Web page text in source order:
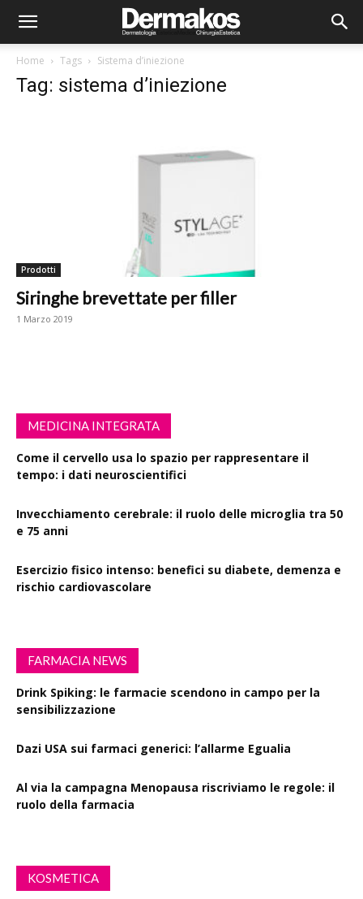
Home Tags Sistema d’iniezione
Tag: sistema d’iniezione
Prodotti
Siringhe brevettate per filler
1 Marzo 2019
MEDICINA INTEGRATA
Come il cervello usa lo spazio per rappresentare il
tempo: i dati neuroscientifici
Invecchiamento cerebrale: il ruolo delle microglia tra 50
e 75 anni
Esercizio fisico intenso: benefici su diabete, demenza e
rischio cardiovascolare
FARMACIA NEWS
Drink Spiking: le farmacie scendono in campo per la
sensibilizzazione
Dazi USA sui farmaci generici: l’allarme Egualia
Al via la campagna Menopausa riscriviamo le regole: il
ruolo della farmacia
KOSMETICA